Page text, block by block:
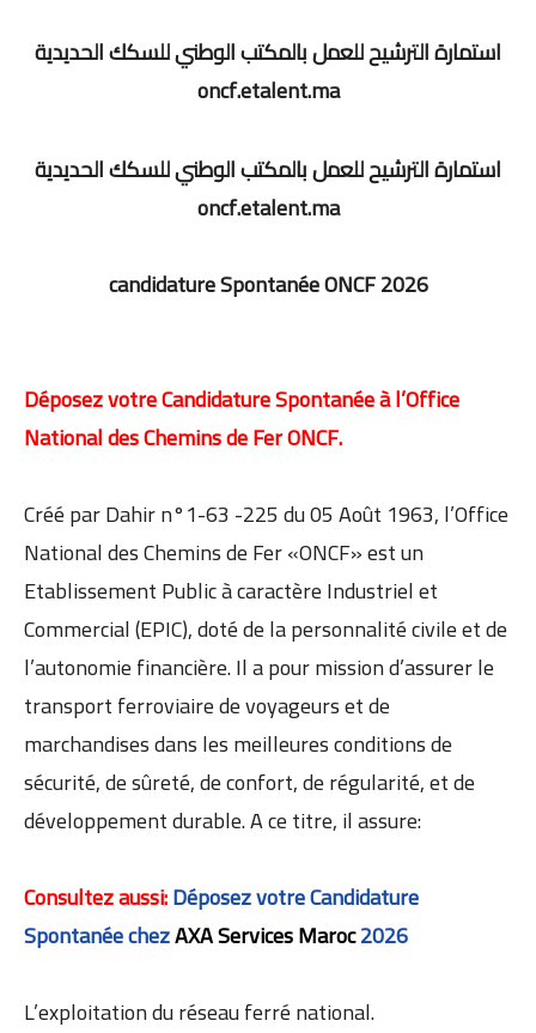
استمارة الترشيح للعمل بالمكتب الوطني للسكك الحديدية
oncf.etalent.ma
استمارة الترشيح للعمل بالمكتب الوطني للسكك الحديدية
oncf.etalent.ma
candidature Spontanée ONCF 2026
Déposez votre Candidature Spontanée à l’Office
National des Chemins de Fer ONCF.
Créé par Dahir n°1-63 -225 du 05 Août 1963, l’Office
National des Chemins de Fer «ONCF» est un
Etablissement Public à caractère Industriel et
Commercial (EPIC), doté de la personnalité civile et de
l’autonomie financière. Il a pour mission d’assurer le
transport ferroviaire de voyageurs et de
marchandises dans les meilleures conditions de
sécurité, de sûreté, de confort, de régularité, et de
développement durable. A ce titre, il assure:
Consultez aussi:Déposez votre Candidature
Spontanée chezAXA Services Maroc2026
L’exploitation du réseau ferré national.